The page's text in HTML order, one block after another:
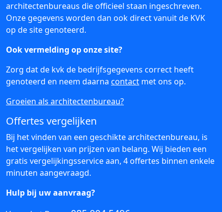
architectenbureaus die officieel staan ingeschreven.
Onze gegevens worden dan ook direct vanuit de KVK
op de site genoteerd.
Ook vermelding op onze site?
Zorg dat de kvk de bedrijfsgegevens correct heeft
genoteerd en neem daarna contact met ons op.
Groeien als architectenbureau?
Offertes vergelijken
Bij het vinden van een geschikte architectenbureau, is
het vergelijken van prijzen van belang. Wij bieden een
gratis vergelijkingsservice aan, 4 offertes binnen enkele
minuten aangevraagd.
Hulp bij uw aanvraag?